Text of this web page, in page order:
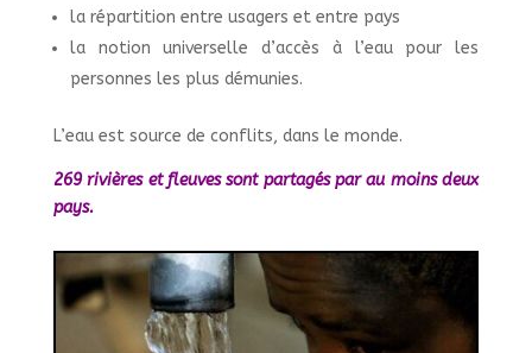
la répartition entre usagers et entre pays
la notion universelle d’accès à l’eau pour les
personnes les plus démunies.
L’eau est source de conflits, dans le monde.
269 rivières et fleuves sont partagés par au moins deux
pays.